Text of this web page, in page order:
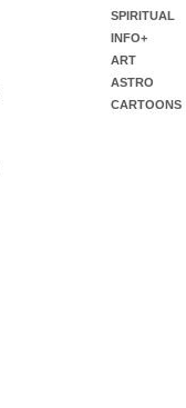
SPIRITUAL
INFO+
ART
ASTRO
CARTOONS